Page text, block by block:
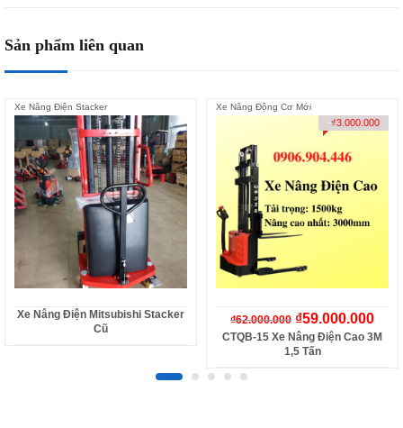
Sản phẩm liên quan
Xe Nâng Điện Stacker
Xe Nâng Điện Mitsubishi Stacker
Cũ
Xe Nâng Động Cơ Mới
-₫3.000.000
₫62.000.000 ₫59.000.000
CTQB-15 Xe Nâng Điện Cao 3M
1,5 Tấn